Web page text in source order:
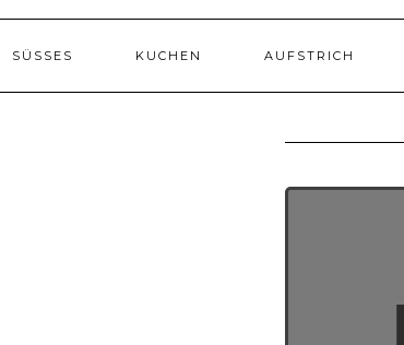
SÜSSES KUCHEN AUFSTRICH